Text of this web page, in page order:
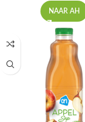
NAAR AH